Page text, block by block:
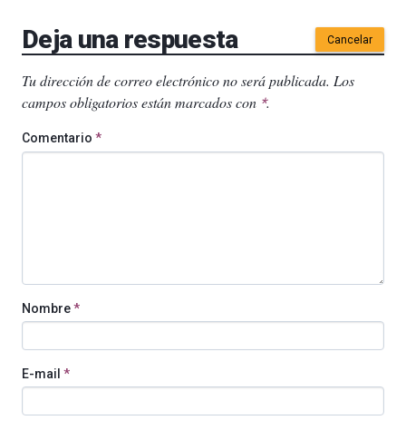
Deja una respuesta Cancelar
Tu dirección de correo electrónico no será publicada. Los
campos obligatorios están marcados con *.
Comentario *
Nombre*
E-mail *